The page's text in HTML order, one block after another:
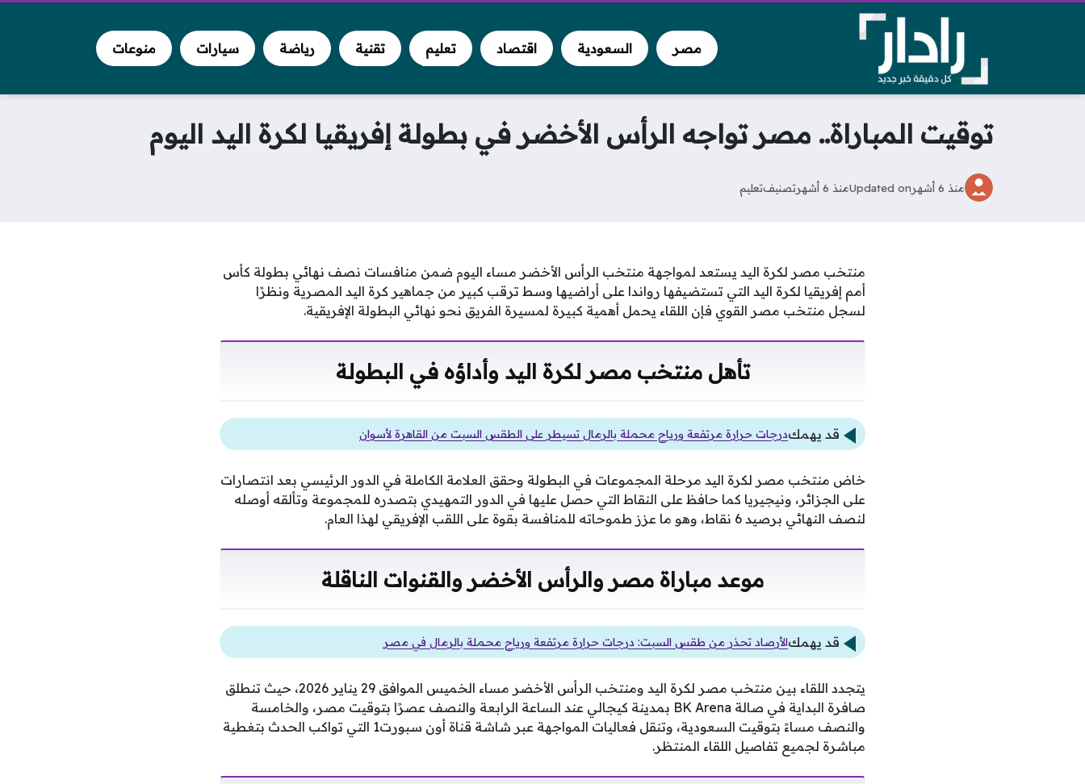
مصر السعودية اقتصاد تعليم تقنية رياضة سيارات منوعات
توقيت المباراة.. مصر تواجه الرأس الأخضر في بطولة إفريقيا لكرة اليد اليوم
منذ 6 أشهر Updated onمنذ 6 أشهر تصنيفتعليم
منتخب مصر لكرة اليد يستعد لمواجهة منتخب الرأس الأخضر مساء اليوم ضمن منافسات نصف نهائي بطولة كأس
أمم إفريقيا لكرة اليد التي تستضيفها رواندا على أراضيها وسط ترقب كبير من جماهير كرة اليد المصرية ونظرًا
لسجل منتخب مصر القوي فإن اللقاء يحمل أهمية كبيرة لمسيرة الفريق نحو نهائي البطولة الإفريقية.
تأهل منتخب مصر لكرة اليد وأداؤه في البطولة
قد يهمكدرجات حرارة مرتفعة ورياح محملة بالرمال تسيطر على الطقس السبت من القاهرة لأسوان
خاض منتخب مصر لكرة اليد مرحلة المجموعات في البطولة وحقق العلامة الكاملة في الدور الرئيسي بعد انتصارات
على الجزائر، ونيجيريا كما حافظ على النقاط التي حصل عليها في الدور التمهيدي بتصدره للمجموعة وتألقه أوصله
لنصف النهائي برصيد 6 نقاط، وهو ما عزز طموحاته للمنافسة بقوة على اللقب الإفريقي لهذا العام.
موعد مباراة مصر والرأس الأخضر والقنوات الناقلة
قد يهمكالأرصاد تحذر من طقس السبت: درجات حرارة مرتفعة ورياح محملة بالرمال في مصر
يتجدد اللقاء بين منتخب مصر لكرة اليد ومنتخب الرأس الأخضر مساء الخميس الموافق 29 يناير 2026، حيث تنطلق
صافرة البداية في صالة BK Arena بمدينة كيجالي عند الساعة الرابعة والنصف عصرًا بتوقيت مصر، والخامسة
والنصف مساءً بتوقيت السعودية، وتنقل فعاليات المواجهة عبر شاشة قناة أون سبورت1 التي تواكب الحدث بتغطية
مباشرة لجميع تفاصيل اللقاء المنتظر.